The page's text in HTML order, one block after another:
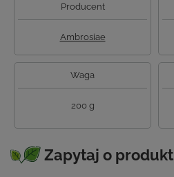
Producent
Ambrosiae
Waga
200 g
Zapytaj o produkt